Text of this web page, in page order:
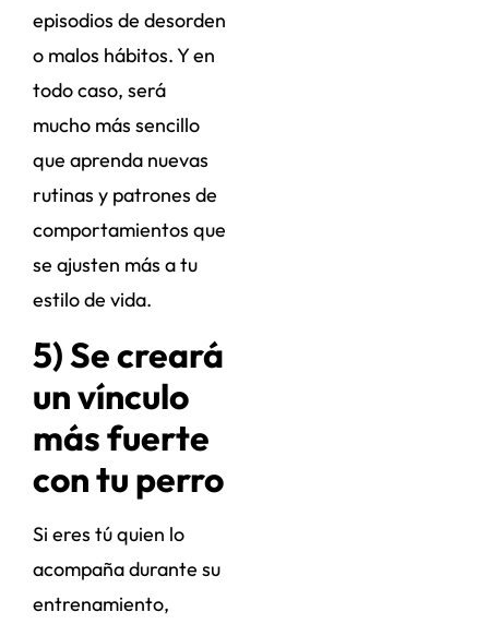
episodios de desorden
o malos hábitos. Y en
todo caso, será
mucho más sencillo
que aprenda nuevas
rutinas y patrones de
comportamientos que
se ajusten más a tu
estilo de vida.
5) Se creará
un vínculo
más fuerte
con tu perro
Si eres tú quien lo
acompaña durante su
entrenamiento,